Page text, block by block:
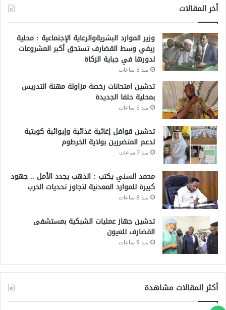
أخر المقالات
وزير الموارد البشريةوالرعاية الإجتماعية : محلية
ريفي وسط القضارف تستحق أكبر المشروعات
لدورها في جباية الزكاة
منذ 5 ساعات
تدشين امتحانات رخصة مزاولة مهنة التدريس
بمحلية حلفا الجديدة
منذ 5 ساعات
تدشين قوافل إغاثية غذائية وإيوائية كويتية
لدعم المتضررين بولاية الخرطوم
منذ 7 ساعات
محمد السني يكتب : الذهب يجدد الأمل .. جهود
كبيرة للموارد المعدنية لتجاوز تحديات الحرب
منذ 8 ساعات
تدشين جهاز عمليات الشبكية بمستشفى
القضارف للعيون
منذ 9 ساعات
أكثر المقالات مشاهدة